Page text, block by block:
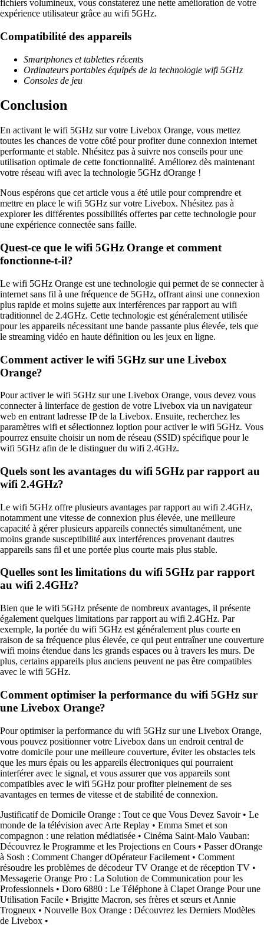
fichiers volumineux, vous constaterez une nette amélioration de votre
expérience utilisateur grâce au wifi 5GHz.
Compatibilité des appareils
Smartphones et tablettes récents
Ordinateurs portables équipés de la technologie wifi 5GHz
Consoles de jeu
Conclusion
En activant le wifi 5GHz sur votre Livebox Orange, vous mettez
toutes les chances de votre côté pour profiter dune connexion internet
performante et stable. Nhésitez pas à suivre nos conseils pour une
utilisation optimale de cette fonctionnalité. Améliorez dès maintenant
votre réseau wifi avec la technologie 5GHz dOrange !
Nous espérons que cet article vous a été utile pour comprendre et
mettre en place le wifi 5GHz sur votre Livebox. Nhésitez pas à
explorer les différentes possibilités offertes par cette technologie pour
une expérience connectée sans faille.
Quest-ce que le wifi 5GHz Orange et comment
fonctionne-t-il?
Le wifi 5GHz Orange est une technologie qui permet de se connecter à
internet sans fil à une fréquence de 5GHz, offrant ainsi une connexion
plus rapide et moins sujette aux interférences par rapport au wifi
traditionnel de 2.4GHz. Cette technologie est généralement utilisée
pour les appareils nécessitant une bande passante plus élevée, tels que
le streaming vidéo en haute définition ou les jeux en ligne.
Comment activer le wifi 5GHz sur une Livebox
Orange?
Pour activer le wifi 5GHz sur une Livebox Orange, vous devez vous
connecter à linterface de gestion de votre Livebox via un navigateur
web en entrant ladresse IP de la Livebox. Ensuite, recherchez les
paramètres wifi et sélectionnez loption pour activer le wifi 5GHz. Vous
pourrez ensuite choisir un nom de réseau (SSID) spécifique pour le
wifi 5GHz afin de le distinguer du wifi 2.4GHz.
Quels sont les avantages du wifi 5GHz par rapport au
wifi 2.4GHz?
Le wifi 5GHz offre plusieurs avantages par rapport au wifi 2.4GHz,
notamment une vitesse de connexion plus élevée, une meilleure
capacité à gérer plusieurs appareils connectés simultanément, une
moins grande susceptibilité aux interférences provenant dautres
appareils sans fil et une portée plus courte mais plus stable.
Quelles sont les limitations du wifi 5GHz par rapport
au wifi 2.4GHz?
Bien que le wifi 5GHz présente de nombreux avantages, il présente
également quelques limitations par rapport au wifi 2.4GHz. Par
exemple, la portée du wifi 5GHz est généralement plus courte en
raison de sa fréquence plus élevée, ce qui peut entraîner une couverture
wifi moins étendue dans les grands espaces ou à travers les murs. De
plus, certains appareils plus anciens peuvent ne pas être compatibles
avec le wifi 5GHz.
Comment optimiser la performance du wifi 5GHz sur
une Livebox Orange?
Pour optimiser la performance du wifi 5GHz sur une Livebox Orange,
vous pouvez positionner votre Livebox dans un endroit central de
votre domicile pour une meilleure couverture, éviter les obstacles tels
que les murs épais ou les appareils électroniques qui pourraient
interférer avec le signal, et vous assurer que vos appareils sont
compatibles avec le wifi 5GHz pour profiter pleinement de ses
avantages en termes de vitesse et de stabilité de connexion.
Justificatif de Domicile Orange : Tout ce que Vous Devez Savoir• Le
monde de la télévision avec Arte Replay • Emma Smet et son
compagnon : une relation médiatisée • Cinéma Saint-Malo Vauban:
Découvrez le Programme et les Projections en Cours • Passer dOrange
à Sosh : Comment Changer dOpérateur Facilement • Comment
résoudre les problèmes de décodeur TV Orange et de réception TV •
Messagerie Orange Pro : La Solution de Communication pour les
Professionnels • Doro 6880 : Le Téléphone à Clapet Orange Pour une
Utilisation Facile • Brigitte Macron, ses frères et sœurs et Annie
Trogneux • Nouvelle Box Orange : Découvrez les Derniers Modèles
de Livebox •